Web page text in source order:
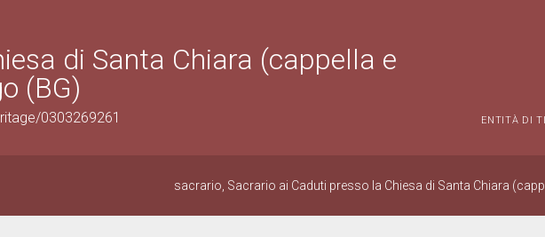
di Santa Chiara (cappella e
(BG)
0303269261 ENTITÀ DI
sacrario, Sacrario ai Caduti presso la Chiesa di Santa Chiara